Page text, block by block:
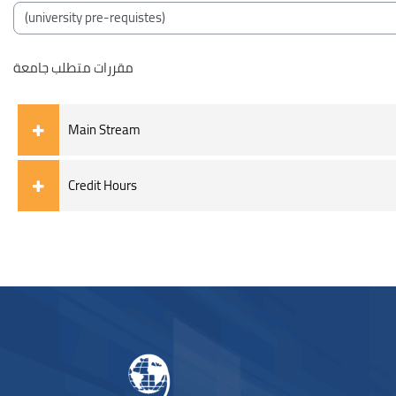
Categorie di corso
مقررات متطلب جامعة
Main Stream
Credit Hours
Blocchi